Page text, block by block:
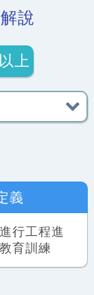
說
上
義
行工程進
育訓練